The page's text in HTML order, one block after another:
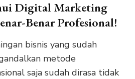
Digital Marketing
Benar Profesional!
bisnis yang sudah
metode
saja sudah dirasa tidak